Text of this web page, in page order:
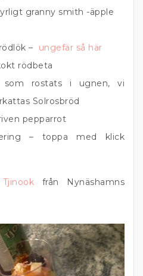
granny smith -äpple
– ungefär så här
rödbeta
som rostats i ugnen, vi
Solrosbröd
pepparrot
– toppa med klick
från Nynäshamns